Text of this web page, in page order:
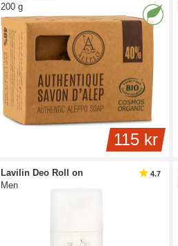
200 g
115 kr
Lavilin Deo Roll on
Men
4.7